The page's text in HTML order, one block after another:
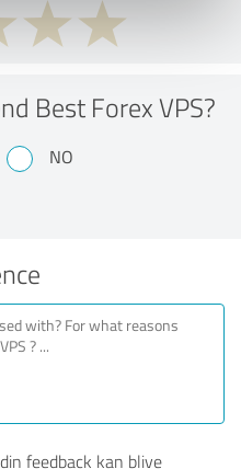
Best Forex VPS?
NO
feedback kan blive